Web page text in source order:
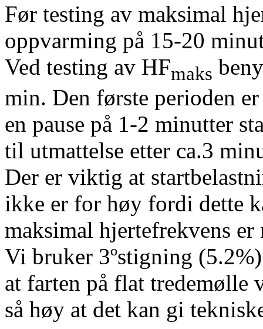
Før testing av maksimal
oppvarming på 15-20
Ved testing av HFmaks
min. Den første perioden
en pause på 1-2 minutter
til utmattelse etter ca.3
Der er viktig at
ikke er for høy fordi dette
maksimal hjertefrekvens er
Vi bruker 3ºstigning
at farten på flat tredemølle
så høy at det kan gi